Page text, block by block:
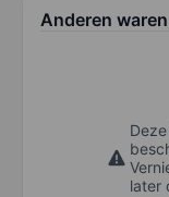
Anderen
later